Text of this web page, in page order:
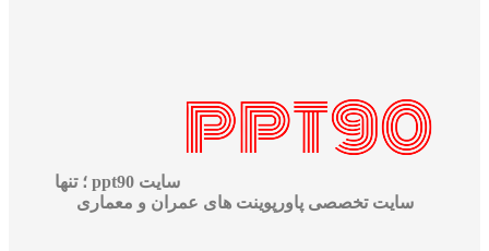
سایت ppt90 ؛ تنها
سایت تخصصی پاورپوینت های عمران و معماری